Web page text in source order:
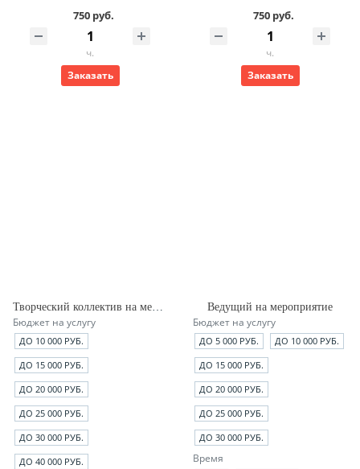
750 руб.
ч.
Заказать
750 руб.
ч.
Заказать
Бюджет на услугу
ДО 10 000 РУБ.
ДО 15 000 РУБ.
ДО 20 000 РУБ.
ДО 25 000 РУБ.
ДО 30 000 РУБ.
ДО 40 000 РУБ.
Ведущий на мероприятие
Бюджет на услугу
ДО 5 000 РУБ.
ДО 10 000 РУБ.
ДО 15 000 РУБ.
ДО 20 000 РУБ.
ДО 25 000 РУБ.
ДО 30 000 РУБ.
Время